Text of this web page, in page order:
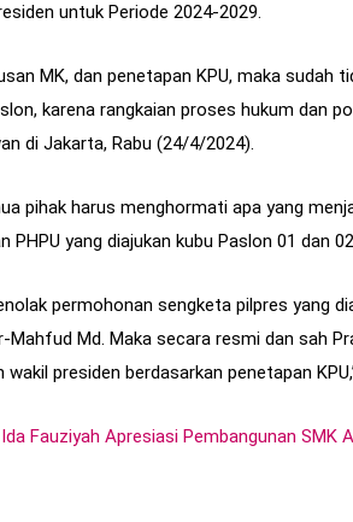
untuk Periode 2024-2029.
MK, dan penetapan KPU, maka sudah
karena rangkaian proses hukum dan
di Jakarta, Rabu (24/4/2024).
pihak harus menghormati apa yang
PHPU yang diajukan kubu Paslon 01 dan
permohonan sengketa pilpres yang
Mahfud Md. Maka secara resmi dan sah
wakil presiden berdasarkan penetapan
Fauziyah Apresiasi Pembangunan SMK